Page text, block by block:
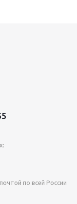
по всей России